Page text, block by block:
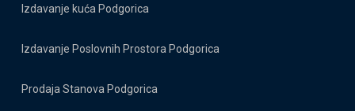
Izdavanje kuća Podgorica
Izdavanje Poslovnih Prostora Podgorica
Prodaja Stanova Podgorica